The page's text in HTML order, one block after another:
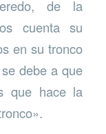
de la
cuenta su
en su tronco
debe a que
que hace la